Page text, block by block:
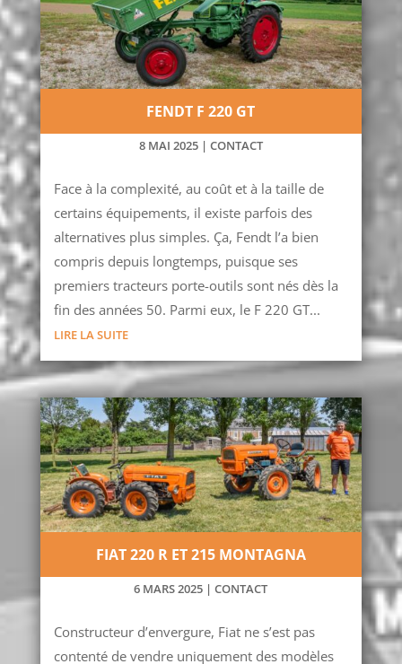
FENDT F 220 GT
8 MAI 2025| CONTACT
Face à la complexité, au coût et à la taille de
certains équipements, il existe parfois des
alternatives plus simples. Ça, Fendt l’a bien
compris depuis longtemps, puisque ses
premiers tracteurs porte-outils sont nés dès la
fin des années 50. Parmi eux, le F 220 GT...
LIRE LA SUITE
FIAT 220 R ET 215 MONTAGNA
6 MARS 2025 |CONTACT
Constructeur d’envergure, Fiat ne s’est pas
contenté de vendre uniquement des modèles